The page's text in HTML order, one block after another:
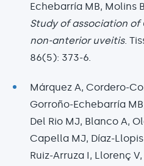
Echebarría MB, Molins
Study of association of
non-anterior uveitis.
86(5): 373-6.
Márquez A, Cordero-
Gorroño-Echebarría
Del Rio MJ, Blanco A,
Capella MJ, Díaz-
Ruiz-Arruza I, Llorenç